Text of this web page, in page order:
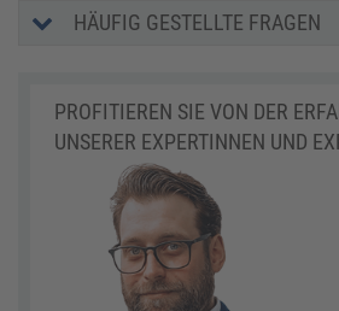
HÄUFIG GESTELLTE FRAGEN
PROFITIEREN SIE VON DER
UNSERER EXPERTINNEN UND